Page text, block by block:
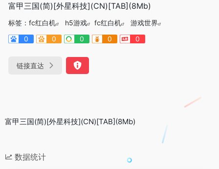
富甲三国(简)[外星科技](CN)[TAB](8Mb)
标签： fc红白机 h5游戏 fc红白机
游戏世界
0
0 0 0 0
链接直达
富甲三国(简)[外星科技](CN)[TAB](8Mb)
数据统计